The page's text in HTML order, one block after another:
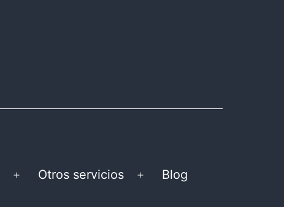
Abrir
Otros servicios
Abrir
Blog